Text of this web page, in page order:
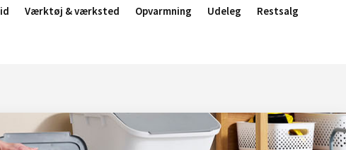
Værktøj & værksted Opvarmning Udeleg
Restsalg